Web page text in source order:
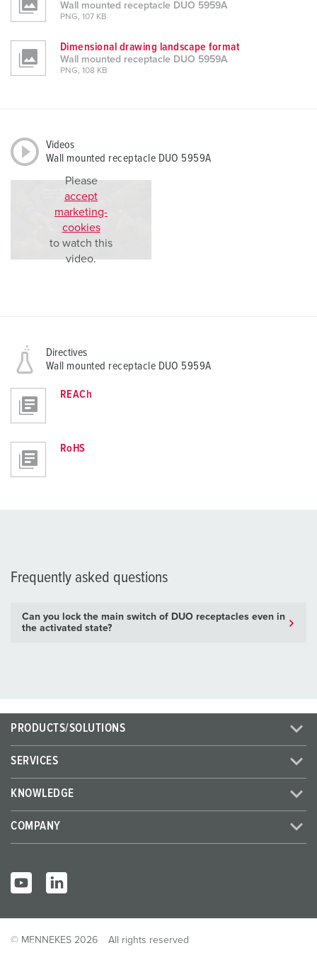
Wall mounted receptacle DUO 5959A
PNG, 107 KB
Dimensional drawing landscape format
Wall mounted receptacle DUO 5959A
PNG, 108 KB
Videos
Wall mounted receptacle DUO 5959A
Please
accept
marketing-
cookies
to watch this
video.
Directives
Wall mounted receptacle DUO 5959A
REACh
RoHS
Frequently asked questions
Can you lock the main switch of DUO receptacles even in
the activated state?
PRODUCTS/SOLUTIONS
SERVICES
KNOWLEDGE
COMPANY
© MENNEKES 2026 All rights reserved